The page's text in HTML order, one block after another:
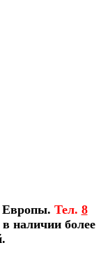
Европы. Тел. 8
наличии более